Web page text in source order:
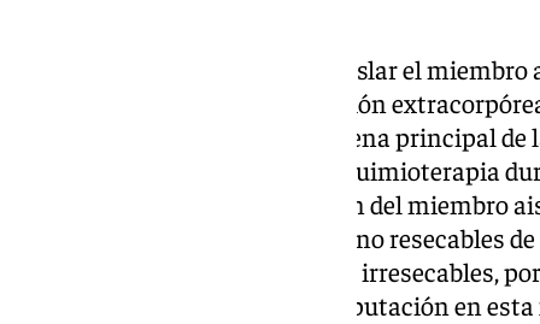
El procedimiento consiste en aislar el
mediante un sistema de perfusión
quimioterapia por la arteria o vena principal
de hipertermia, se perfunde la quimioterapia
aproximadamente. La perfusión del miembro
con melanoma con metástasis no resecables
localmente avanzados también irresecables,
alternativa terapéutica a la amputación en